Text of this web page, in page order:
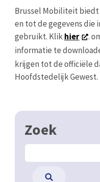
Brussel Mobiliteit biedt
en tot de gegevens die
gebruikt. Klikhier
.
informatie te
krijgen tot de officiële
Hoofdstedelijk Gewest.
Zoek